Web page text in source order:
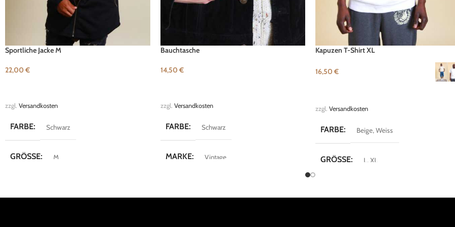
Sportliche Jacke M
22,00 €
zzgl. Versandkosten
FARBE Schwarz
GRÖSSE M
Bauchtasche
14,50 €
zzgl. Versandkosten
FARBE Schwarz
MARKE Vintage
Kapuzen T-Shirt XL
16,50 €
zzgl. Versandkosten
FARBE Beige, Weiss
GRÖSSE L , XL